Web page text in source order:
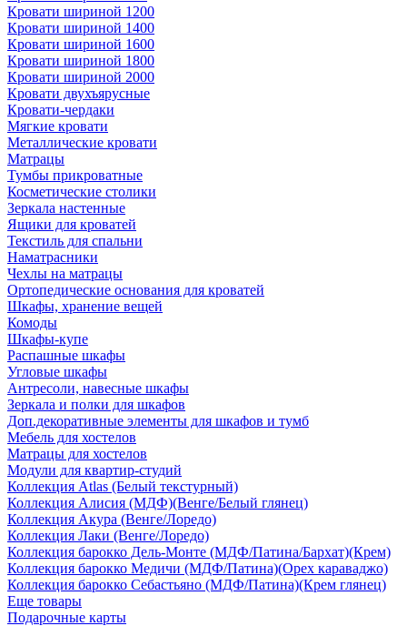
Кровати шириной 1200
Кровати шириной 1400
Кровати шириной 1600
Кровати шириной 1800
Кровати шириной 2000
Кровати двухъярусные
Кровати-чердаки
Мягкие кровати
Металлические кровати
Матрацы
Тумбы прикроватные
Косметические столики
Зеркала настенные
Ящики для кроватей
Текстиль для спальни
Наматрасники
Чехлы на матрацы
Ортопедические основания для кроватей
Шкафы, хранение вещей
Комоды
Шкафы-купе
Распашные шкафы
Угловые шкафы
Антресоли, навесные шкафы
Зеркала и полки для шкафов
Доп.декоративные элементы для шкафов и тумб
Мебель для хостелов
Матрацы для хостелов
Модули для квартир-студий
Коллекция Atlas (Белый текстурный)
Коллекция Алисия (МДФ)(Венге/Белый глянец)
Коллекция Акура (Венге/Лоредо)
Коллекция Лаки (Венге/Лоредо)
Коллекция барокко Дель-Монте (МДФ/Патина/Бархат)(Крем)
Коллекция барокко Медичи (МДФ/Патина)(Орех караваджо)
Коллекция барокко Себастьяно (МДФ/Патина)(Крем глянец)
Еще товары
Подарочные карты